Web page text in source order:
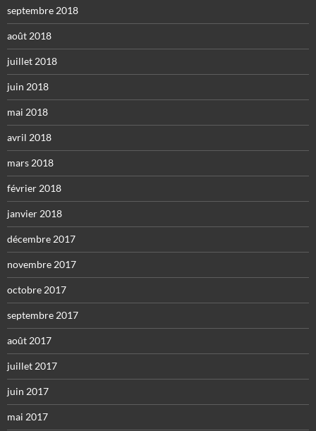
septembre 2018
août 2018
juillet 2018
juin 2018
mai 2018
avril 2018
mars 2018
février 2018
janvier 2018
décembre 2017
novembre 2017
octobre 2017
septembre 2017
août 2017
juillet 2017
juin 2017
mai 2017